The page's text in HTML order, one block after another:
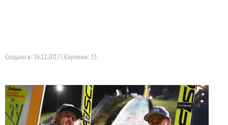
Создано в: 16.12.2017 | Картинки: 13